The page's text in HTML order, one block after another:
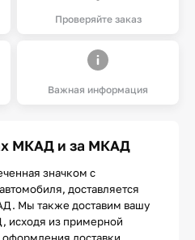
Проверяйте заказ
Важная информация
МКАД и за МКАД
значком с
доставляется
Мы также доставим вашу
исходя из примерной
доставки